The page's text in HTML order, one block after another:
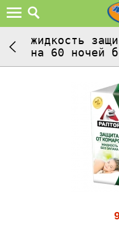
жидкость
на 60 ночей